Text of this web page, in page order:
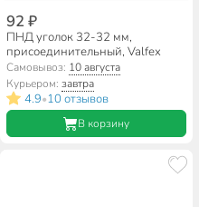
92 ₽
ПНД уголок 32-32 мм,
присоединительный, Valfex
Самовывоз: 10 августа
Курьером: завтра
4.9•10 отзывов
В корзину